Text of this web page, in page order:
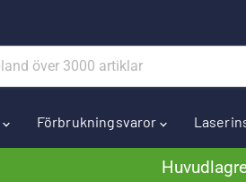
Förbrukningsvaror